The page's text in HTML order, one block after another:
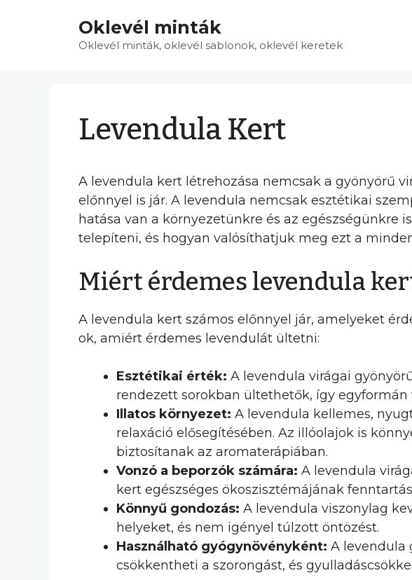
Oklevél minták
Oklevél minták, oklevél sablonok, oklevél keretek
Levendula Kert
A levendula kert létrehozása nemcsak a gyönyörű
előnnyel is jár. A levendula nemcsak esztétikai
hatása van a környezetünkre és az
telepíteni, és hogyan valósíthatjuk meg ezt a
Miért érdemes levendula
A levendula kert számos előnnyel jár, amelyeket
ok, amiért érdemes levendulát ültetni:
Esztétikai érték: A levendula virágai
rendezett sorokban ültethetők, így
Illatos környezet: A levendula kellemes,
relaxáció elősegítésében. Az illóolajok is
biztosítanak az aromaterápiában.
Vonzó a beporzók számára: A levendula
kert egészséges ökoszisztémájának
Könnyű gondozás: A levendula viszonylag
helyeket, és nem igényel túlzott öntözést.
Használható gyógynövényként: A levendula
csökkentheti a szorongást, és